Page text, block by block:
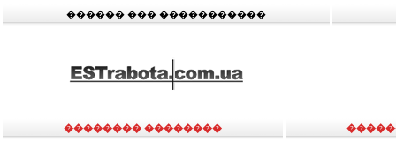
������ ��� �����������
�������� ��������